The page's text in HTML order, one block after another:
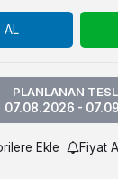
AL
PLANLANAN
07.08.2026 -
Ekle Fiyat